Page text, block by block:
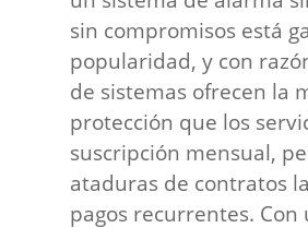
sin compromisos está
popularidad, y con
de sistemas ofrecen la
protección que los
suscripción mensual,
ataduras de contratos
pagos recurrentes. Con